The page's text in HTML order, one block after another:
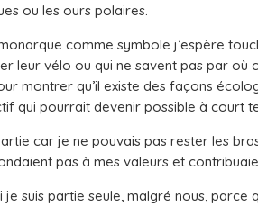
ou les ours polaires.
comme symbole j’espère
leur vélo ou qui ne savent pas par où
montrer qu’il existe des façons
qui pourrait devenir possible à court
car je ne pouvais pas rester les
pas à mes valeurs et
je suis partie seule, malgré nous, parce